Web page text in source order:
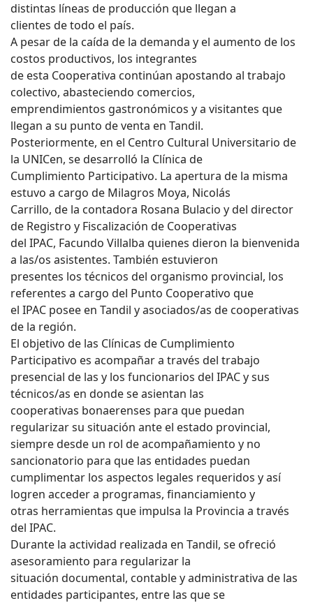
distintas líneas de producción que llegan a
clientes de todo el país.
A pesar de la caída de la demanda y el aumento de los
costos productivos, los integrantes
de esta Cooperativa continúan apostando al trabajo
colectivo, abasteciendo comercios,
emprendimientos gastronómicos y a visitantes que
llegan a su punto de venta en Tandil.
Posteriormente, en el Centro Cultural Universitario de
la UNICen, se desarrolló la Clínica de
Cumplimiento Participativo. La apertura de la misma
estuvo a cargo de Milagros Moya, Nicolás
Carrillo, de la contadora Rosana Bulacio y del director
de Registro y Fiscalización de Cooperativas
del IPAC, Facundo Villalba quienes dieron la bienvenida
a las/os asistentes. También estuvieron
presentes los técnicos del organismo provincial, los
referentes a cargo del Punto Cooperativo que
el IPAC posee en Tandil y asociados/as de cooperativas
de la región.
El objetivo de las Clínicas de Cumplimiento
Participativo es acompañar a través del trabajo
presencial de las y los funcionarios del IPAC y sus
técnicos/as en donde se asientan las
cooperativas bonaerenses para que puedan
regularizar su situación ante el estado provincial,
siempre desde un rol de acompañamiento y no
sancionatorio para que las entidades puedan
cumplimentar los aspectos legales requeridos y así
logren acceder a programas, financiamiento y
otras herramientas que impulsa la Provincia a través
del IPAC.
Durante la actividad realizada en Tandil, se ofreció
asesoramiento para regularizar la
situación documental, contable y administrativa de las
entidades participantes, entre las que se